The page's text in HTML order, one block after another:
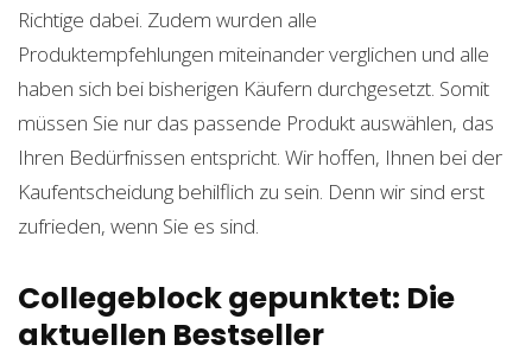
Richtige dabei. Zudem wurden alle
Produktempfehlungen miteinander verglichen und alle
haben sich bei bisherigen Käufern durchgesetzt. Somit
müssen Sie nur das passende Produkt auswählen, das
Ihren Bedürfnissen entspricht. Wir hoffen, Ihnen bei der
Kaufentscheidung behilflich zu sein. Denn wir sind erst
zufrieden, wenn Sie es sind.
Collegeblock gepunktet: Die
aktuellen Bestseller